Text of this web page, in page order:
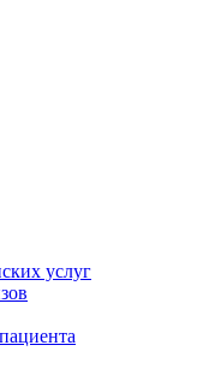
услуг